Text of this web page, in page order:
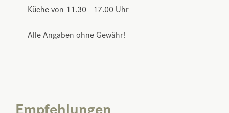
Küche von 11.30 - 17.00 Uhr
Alle Angaben ohne Gewähr!
Empfehlungen